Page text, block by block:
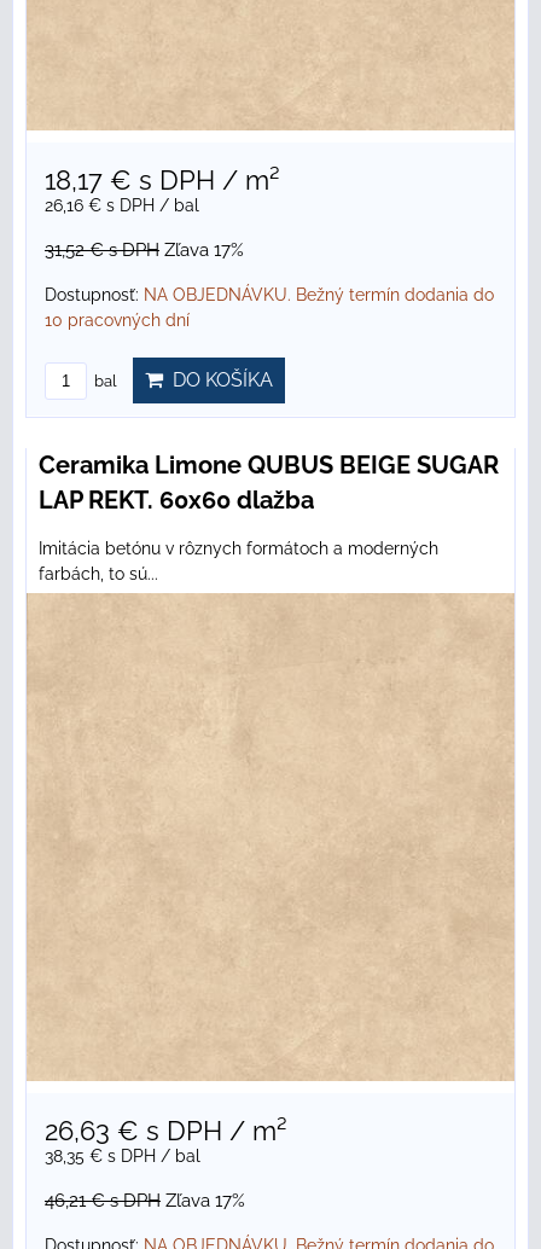
18,17 € s DPH / m²
26,16 € s DPH / bal
31,52 €s DPH Zľava 17%
Dostupnosť: NA OBJEDNÁVKU. Bežný termín dodania do
10 pracovných dní
bal DO KOŠÍKA
Ceramika Limone QUBUS BEIGE SUGAR
LAP REKT. 60x60 dlažba
Imitácia betónu v rôznych formátoch a moderných
farbách, to sú...
26,63 € s DPH / m²
38,35 € s DPH / bal
46,21 €s DPH Zľava 17%